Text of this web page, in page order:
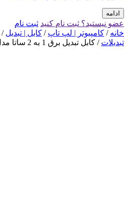
ادامه
عضو نیستید؟ ثبت نام کنید ثبت نام
خانه / کامپیوتر | لپ تاپ / کابل | تبدیل /
تبدیلات / کابل تبدیل برق 1 به 2 ساتا مدل S322 طول 20 سانتی متر